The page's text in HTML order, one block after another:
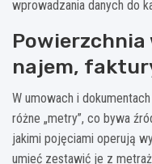
wprowadzania danych do
najem,
W umowach i
różne „metry”, co bywa
jakimi pojęciami operują
umieć zestawić je z